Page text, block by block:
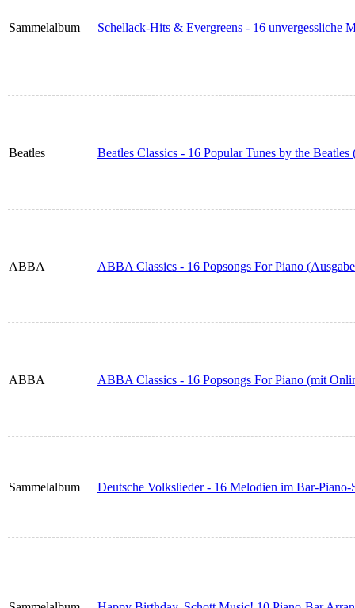
Sammelalbum Schellack-Hits & Evergreens - 16 unvergessliche
Beatles Beatles Classics - 16 Popular Tunes by the
ABBA ABBA Classics - 16 Popsongs For Piano
ABBA ABBA Classics - 16 Popsongs For Piano (mit
Sammelalbum Deutsche Volkslieder - 16 Melodien im Bar-Piano-